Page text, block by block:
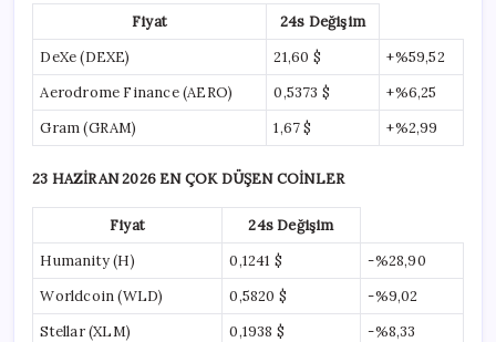
Fiyat
24s Değişim
DeXe (DEXE)
21,60 $
+%59,52
Aerodrome Finance (AERO)
0,5373 $
+%6,25
Gram (GRAM)
1,67 $ +%2,99
23 HAZİRAN 2026 EN ÇOK DÜŞEN COİNLER
Fiyat
24s Değişim
Humanity (H)
0,1241 $
-%28,90
Worldcoin (WLD)
0,5820 $
-%9,02
Stellar (XLM)
0,1938 $ -%8,33